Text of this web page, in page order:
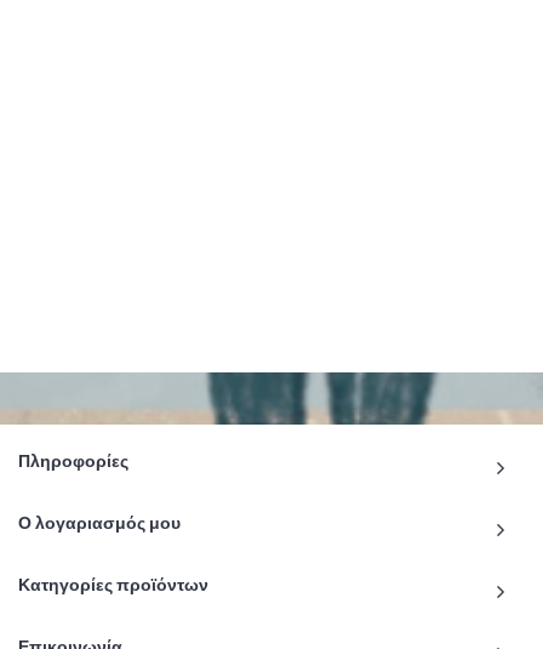
Πληροφορίες
Ο λογαριασμός μου
Κατηγορίες προϊόντων